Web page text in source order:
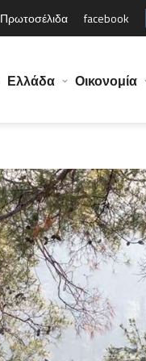
Πρωτοσέλιδα facebook
Ελλάδα Οικονομία